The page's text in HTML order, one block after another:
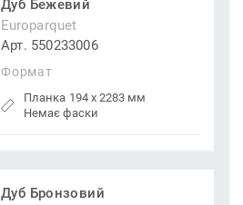
Дуб Бежевий
Europarquet
Арт. 550233006
Формат
Планка 194 x 2283 мм
Немає фаски
Дуб Бронзовий